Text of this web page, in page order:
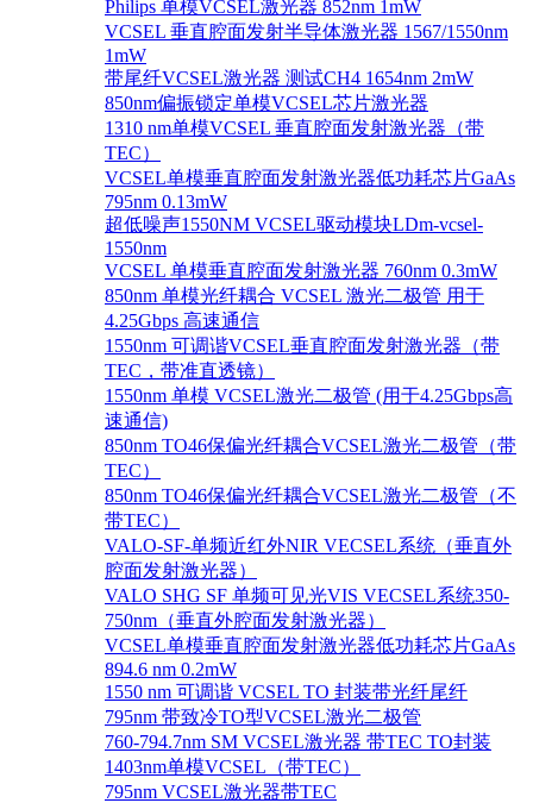
Philips 单模VCSEL激光器 852nm 1mW
VCSEL 垂直腔面发射半导体激光器 1567/1550nm
1mW
带尾纤VCSEL激光器 测试CH4 1654nm 2mW
850nm偏振锁定单模VCSEL芯片激光器
1310 nm单模VCSEL 垂直腔面发射激光器（带
TEC）
VCSEL单模垂直腔面发射激光器低功耗芯片GaAs
795nm 0.13mW
超低噪声1550NM VCSEL驱动模块LDm-vcsel-
1550nm
VCSEL 单模垂直腔面发射激光器 760nm 0.3mW
850nm 单模光纤耦合 VCSEL 激光二极管 用于
4.25Gbps 高速通信
1550nm 可调谐VCSEL垂直腔面发射激光器（带
TEC，带准直透镜）
1550nm 单模 VCSEL激光二极管 (用于4.25Gbps高
速通信)
850nm TO46保偏光纤耦合VCSEL激光二极管（带
TEC）
850nm TO46保偏光纤耦合VCSEL激光二极管（不
带TEC）
VALO-SF-单频近红外NIR VECSEL系统（垂直外
腔面发射激光器）
VALO SHG SF 单频可见光VIS VECSEL系统350-
750nm（垂直外腔面发射激光器）
VCSEL单模垂直腔面发射激光器低功耗芯片GaAs
894.6 nm 0.2mW
1550 nm 可调谐 VCSEL TO 封装带光纤尾纤
795nm 带致冷TO型VCSEL激光二极管
760-794.7nm SM VCSEL激光器 带TEC TO封装
1403nm单模VCSEL（带TEC）
795nm VCSEL激光器带TEC